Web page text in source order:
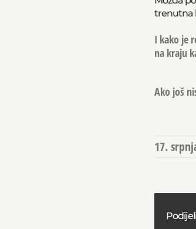
trenutna
I kako je
na kraju
Ako još
17.